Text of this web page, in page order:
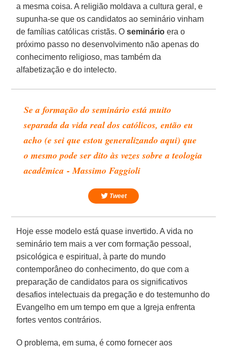
a mesma coisa. A religião moldava a cultura geral, e
supunha-se que os candidatos ao seminário vinham
de famílias católicas cristãs. Oseminário era o
próximo passo no desenvolvimento não apenas do
conhecimento religioso, mas também da
alfabetização e do intelecto.
Se a formação do seminário está muito
separada da vida real dos católicos, então eu
acho (e sei que estou generalizando aqui) que
o mesmo pode ser dito às vezes sobre a teologia
acadêmica - Massimo Faggioli
Tweet
Hoje esse modelo está quase invertido. A vida no
seminário tem mais a ver com formação pessoal,
psicológica e espiritual, à parte do mundo
contemporâneo do conhecimento, do que com a
preparação de candidatos para os significativos
desafios intelectuais da pregação e do testemunho do
Evangelho em um tempo em que a Igreja enfrenta
fortes ventos contrários.
O problema, em suma, é como fornecer aos